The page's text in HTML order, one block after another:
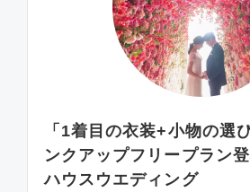
「1着目の衣装+小物の選
ンクアップフリープラン
ハウスウエディング